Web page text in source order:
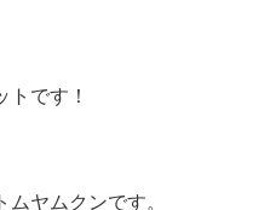
トです！
ヤムクンです。